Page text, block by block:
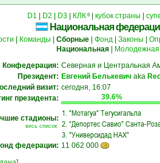
D1 D2 D3 КЛК 6 кубок страны
Национальная
Команды Сборные| Фонд| Законы
Национальная| Молодежная
Конфедерация: Северная и Центральная
Президент: Евгений Белькевич aka
визит: сегодня, 16:07
президента:
39.6%
стадионы:
весь список
1. "Мотагуа" Тегусигальпа
2. "Депортес Савио" Санта-
3. "Универсидад НАХ"
федерации: 11 062 000